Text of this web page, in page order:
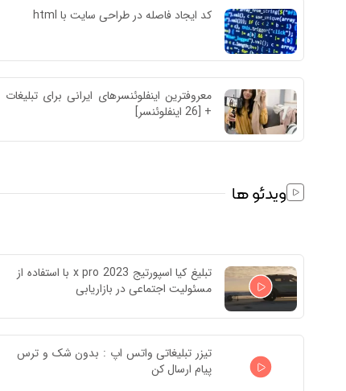
کد ایجاد فاصله در طراحی سایت با html
معروفترین اینفلوئنسرهای ایرانی برای تبلیغات
+ [26 اینفلوئنسر]
ویدئو ها
تبلیغ کیا اسپورتیج x pro 2023 با استفاده از
مسئولیت اجتماعی در بازاریابی
تیزر تبلیغاتی واتس اپ : بدون شک و ترس
پیام ارسال کن